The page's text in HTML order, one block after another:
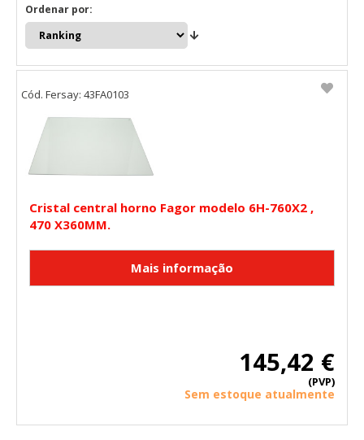
Ordenar por:
Cristal central horno Fagor modelo 6H-760X2 ,
470 X360MM.
145,42 €
(PVP)
Sem estoque atualmente
Cód. Fersay: 43FA0103